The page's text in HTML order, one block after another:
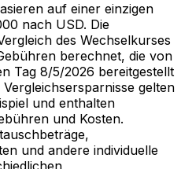
auf einer einzigen
nach USD. Die
des Wechselkurses
berechnet, die von
Tag 8/5/2026 bereitgestellt
gelten
und enthalten
und Kosten.
und andere individuelle